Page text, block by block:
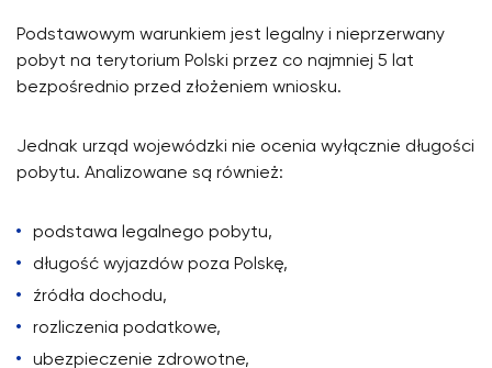
Podstawowym warunkiem jest legalny i nieprzerwany
pobyt na terytorium Polski przez co najmniej 5 lat
bezpośrednio przed złożeniem wniosku.
Jednak urząd wojewódzki nie ocenia wyłącznie długości
pobytu. Analizowane są również:
podstawa legalnego pobytu,
długość wyjazdów poza Polskę,
źródła dochodu,
rozliczenia podatkowe,
ubezpieczenie zdrowotne,